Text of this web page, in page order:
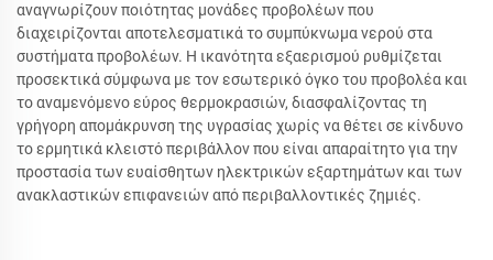
αναγνωρίζουν ποιότητας μονάδες προβολέων που
διαχειρίζονται αποτελεσματικά το συμπύκνωμα νερού στα
συστήματα προβολέων. Η ικανότητα εξαερισμού ρυθμίζεται
προσεκτικά σύμφωνα με τον εσωτερικό όγκο του προβολέα και
το αναμενόμενο εύρος θερμοκρασιών, διασφαλίζοντας τη
γρήγορη απομάκρυνση της υγρασίας χωρίς να θέτει σε κίνδυνο
το ερμητικά κλειστό περιβάλλον που είναι απαραίτητο για την
προστασία των ευαίσθητων ηλεκτρικών εξαρτημάτων και των
ανακλαστικών επιφανειών από περιβαλλοντικές ζημιές.